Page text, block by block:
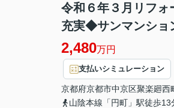
令和６年３月リフ
充実◆サンマンショ
2,480万円
支払いシミュレーション
京都府京都市中京区聚楽廻西
山陰本線「円町」駅徒歩13